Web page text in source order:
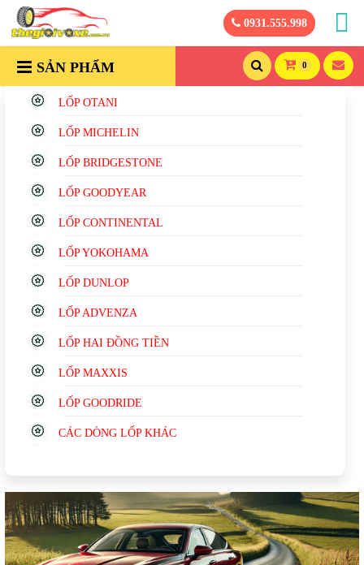
0931.555.998
SẢN PHẨM 0
LỐP OTANI
LỐP MICHELIN
LỐP BRIDGESTONE
LỐP GOODYEAR
LỐP CONTINENTAL
LỐP YOKOHAMA
LỐP DUNLOP
LỐP ADVENZA
LỐP HAI ĐỒNG TIỀN
LỐP MAXXIS
LỐP GOODRIDE
CÁC DÒNG LỐP KHÁC